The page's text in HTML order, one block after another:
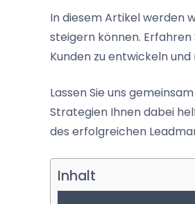
In diesem Artikel werden
steigern können.
Kunden zu entwickeln
Lassen Sie uns
Strategien Ihnen dabei
des erfolgreichen
Inhalt